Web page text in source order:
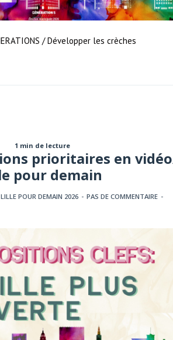
/ Développer les crèches
1 min de lecture
prioritaires en
pour demain
POUR DEMAIN 2026 - PAS DE COMMENTAIRE -